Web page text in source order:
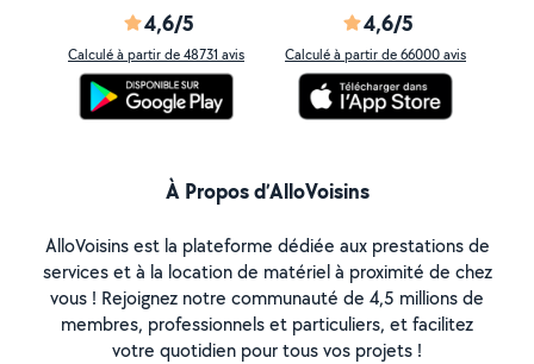
4,6/5
Calculé à partir de 48731 avis
4,6/5
Calculé à partir de 66000 avis
À Propos d’AlloVoisins
AlloVoisins est la plateforme dédiée aux prestations de
services et à la location de matériel à proximité de chez
vous ! Rejoignez notre communauté de 4,5 millions de
membres, professionnels et particuliers, et facilitez
votre quotidien pour tous vos projets !